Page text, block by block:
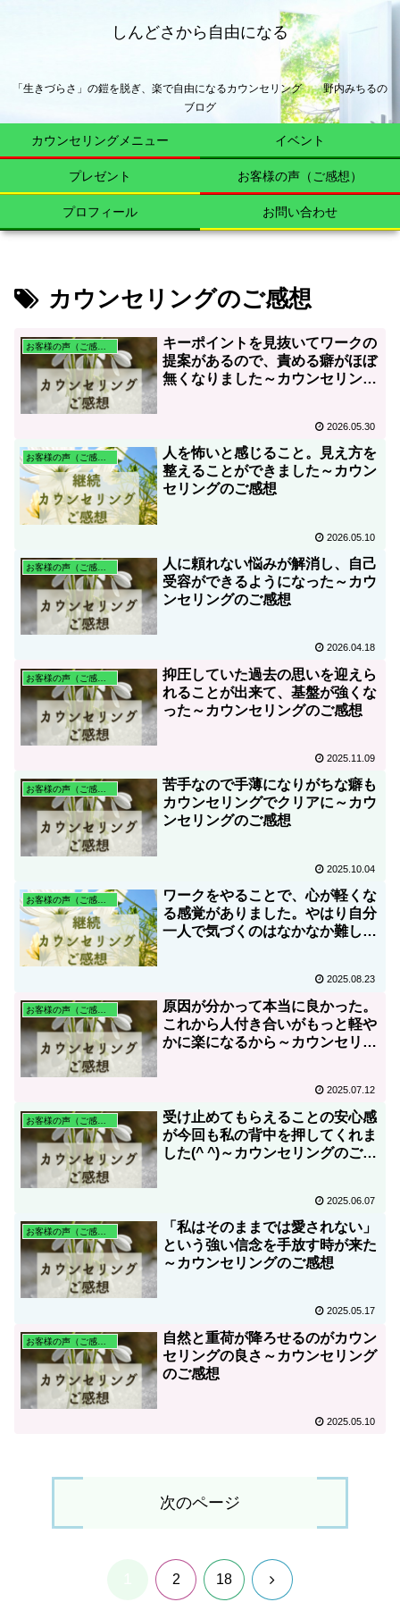
しんどさから自由になる
「生きづらさ」の鎧を脱ぎ、楽で自由になるカウンセリング 野内みちるの
ブログ
カウンセリングメニュー イベント
プレゼント お客様の声（ご感想）
プロフィール お問い合わせ
カウンセリングのご感想
お客様の声（ご感想）
キーポイントを見抜いてワークの
提案があるので、責める癖がほぼ
無くなりました～カウンセリング
2026.05.30
お客様の声（ご感想）
人を怖いと感じること。見え方を
整えることができました～カウン
セリングのご感想
2026.05.10
お客様の声（ご感想）
人に頼れない悩みが解消し、自己
受容ができるようになった～カウ
ンセリングのご感想
2026.04.18
お客様の声（ご感想）
抑圧していた過去の思いを迎えら
れることが出来て、基盤が強くな
った～カウンセリングのご感想
2025.11.09
お客様の声（ご感想）
苦手なので手薄になりがちな癖も
カウンセリングでクリアに～カウ
ンセリングのご感想
2025.10.04
お客様の声（ご感想）
ワークをやることで、心が軽くな
る感覚がありました。やはり自分
一人で気づくのはなかなか難しい
2025.08.23
お客様の声（ご感想）
原因が分かって本当に良かった。
これから人付き合いがもっと軽や
かに楽になるから～カウンセリン
2025.07.12
お客様の声（ご感想）
受け止めてもらえることの安心感
が今回も私の背中を押してくれま
した(^ ^)～カウンセリングのご感
2025.06.07
お客様の声（ご感想）
「私はそのままでは愛されない」
という強い信念を手放す時が来た
～カウンセリングのご感想
2025.05.17
お客様の声（ご感想）
自然と重荷が降ろせるのがカウン
セリングの良さ～カウンセリング
のご感想
2025.05.10
次のページ
2 18 次